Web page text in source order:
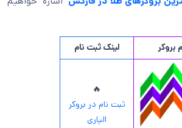
بروکر لینک ثبت نام
🔥
ثبت نام در بروکر
الپاری